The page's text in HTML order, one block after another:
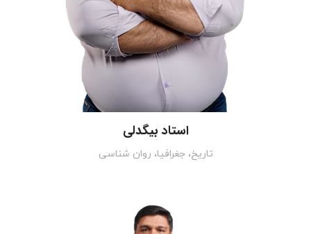
استاد بیگدلی
تاریخ، جغرافیا، روان شناسی